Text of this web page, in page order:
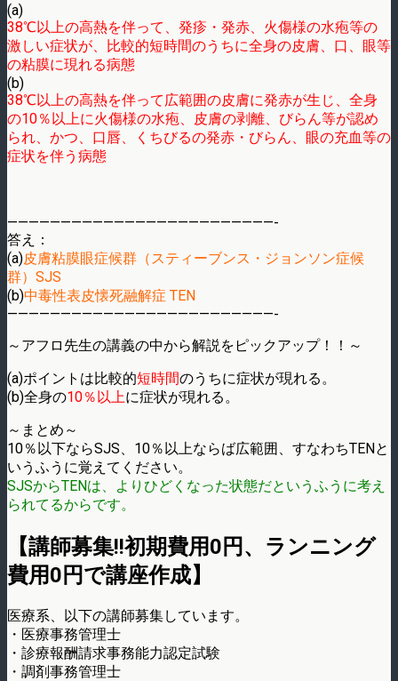
(a)
38℃以上の高熱を伴って、発疹・発赤、火傷様の水疱等の
激しい症状が、比較的短時間のうちに全身の皮膚、口、眼等
の粘膜に現れる病態
(b)
38℃以上の高熱を伴って広範囲の皮膚に発赤が生じ、全身
の10％以上に火傷様の水疱、皮膚の剥離、びらん等が認め
られ、かつ、口唇、くちびるの発赤・びらん、眼の充血等の
症状を伴う病態
—————————————————————————-
答え：
(a)皮膚粘膜眼症候群（スティーブンス・ジョンソン症候
群）SJS
(b)中毒性表皮懐死融解症 TEN
—————————————————————————-
～アフロ先生の講義の中から解説をピックアップ！！～
(a)ポイントは比較的短時間のうちに症状が現れる。
(b)全身の10％以上に症状が現れる。
～まとめ～
10％以下ならSJS、10％以上ならば広範囲、すなわちTENと
いうふうに覚えてください。
SJSからTENは、よりひどくなった状態だというふうに考え
られてるからです。
【講師募集!!初期費用0円、ランニング
費用0円で講座作成】
医療系、以下の講師募集しています。
・医療事務管理士
・診療報酬請求事務能力認定試験
・調剤事務管理士